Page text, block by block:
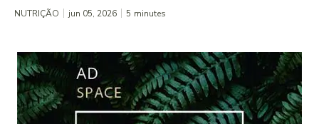
NUTRIÇÃO jun 05, 2026 5 minutes